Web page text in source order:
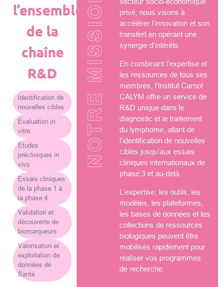
l’ensemble
de la
chaîne
R&D
Identification de
nouvelles cibles
Évaluation in
vitro
Études
précliniques in
vivo
Essais cliniques
de la phase 1 à
la phase 4
Validation et
découverte de
biomarqueurs
Valorisation et
exploitation de
données de
Santé
NOTRE MISSION
privé, nous visons à
accélérer l’innovation et son
transfert en opérant une
synergie d’intérêts.
En combinant l’expertise et
les ressources de tous ses
membres, l’Institut Carnot
CALYM offre un service de
R&D unique dans le
diagnostic et le traitement
du lymphome, allant de
l’identification de nouvelles
cibles jusqu’aux essais
cliniques internationaux de
phase 3 et au-delà.
L’expertise, les outils, les
modèles, les plateformes,
les bases de données et les
collections de ressources
biologiques peuvent être
mobilisés rapidement pour
réaliser vos programmes
de recherche.